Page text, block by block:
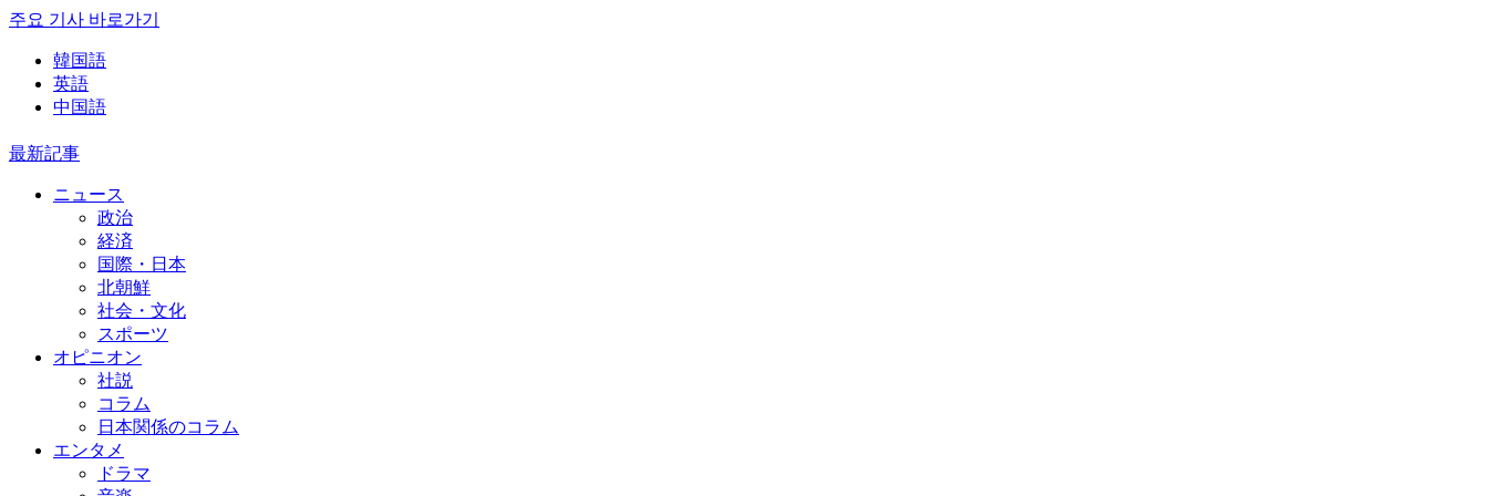
주요 기사 바로가기
韓国語
英語
中国語
最新記事
ニュース
政治
経済
国際・日本
北朝鮮
社会・文化
スポーツ
オピニオン
社説
コラム
日本関係のコラム
エンタメ
ドラマ